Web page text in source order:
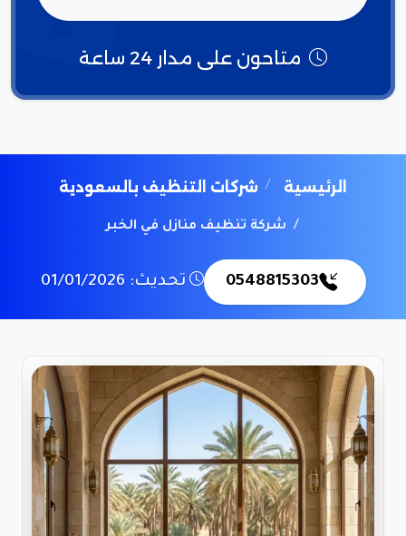
متاحون على مدار 24 ساعة
الرئيسية شركات التنظيف بالسعودية
شركة تنظيف منازل في الخبر
0548815303 تحديث: 01/01/2026